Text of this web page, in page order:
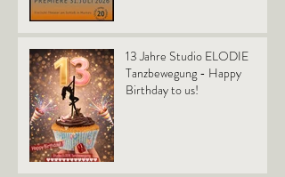
13 Jahre Studio ELODIE
Tanzbewegung - Happy
Birthday to us!